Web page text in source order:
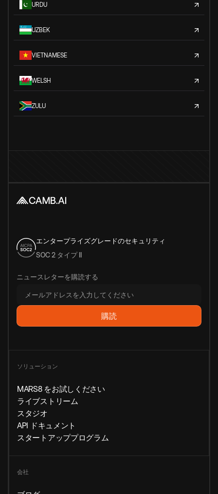
URDU
UZBEK
VIETNAMESE
WELSH
ZULU
エンタープライズグレードのセキュリティ
SOC 2 タイプ II
ニュースレターを購読する
ソリューション
MARS8 をお試しください
ライブストリーム
スタジオ
API ドキュメント
スタートアッププログラム
会社